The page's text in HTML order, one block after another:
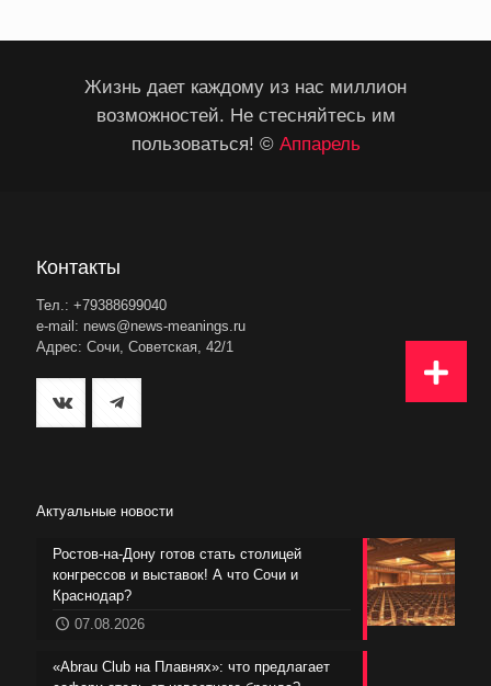
Жизнь дает каждому из нас миллион
возможностей. Не стесняйтесь им
пользоваться! © Аппарель
Контакты
Тел.: +79388699040
e-mail: news@news-meanings.ru
Адрес: Сочи, Советская, 42/1
Актуальные новости
Ростов-на-Дону готов стать столицей
конгрессов и выставок! А что Сочи и
Краснодар?
07.08.2026
«Abrau Club на Плавнях»: что предлагает